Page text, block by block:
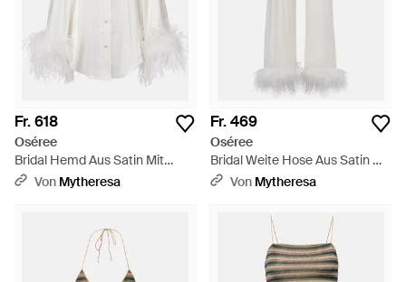
Fr. 618
Oséree
Bridal Hemd Aus Satin Mit
Federn - Weiß
Von Mytheresa
Fr. 469
Oséree
Bridal Weite Hose Aus Satin Mit
Federn - Weiß
Von Mytheresa